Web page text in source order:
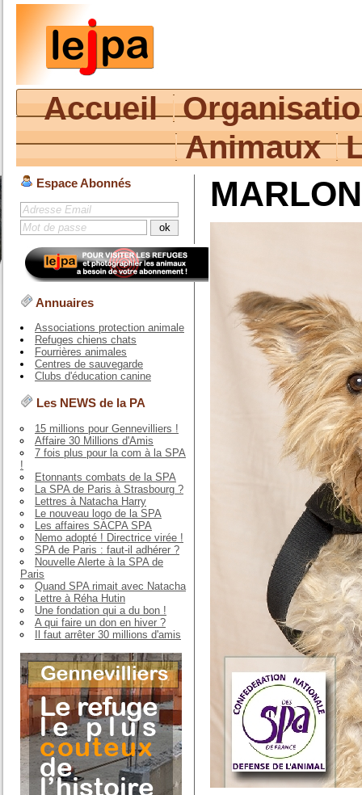
Accueil
Animaux
Espace Abonnés
Annuaires
Associations protection animale
Refuges chiens chats
Fourrières animales
Centres de sauvegarde
Clubs d'éducation canine
Les NEWS de la PA
15 millions pour Gennevilliers !
Affaire 30 Millions d'Amis
7 fois plus pour la com à la SPA
!
Etonnants combats de la SPA
La SPA de Paris à Strasbourg ?
Lettres à Natacha Harry
Le nouveau logo de la SPA
Les affaires SACPA SPA
Nemo adopté ! Directrice virée !
SPA de Paris : faut-il adhérer ?
Nouvelle Alerte à la SPA de
Paris
Quand SPA rimait avec Natacha
Lettre à Réha Hutin
Une fondation qui a du bon !
A qui faire un don en hiver ?
Il faut arrêter 30 millions d'amis